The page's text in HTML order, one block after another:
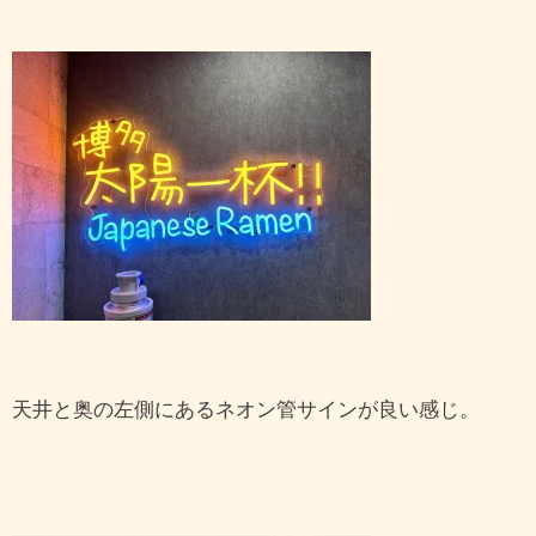
天井と奥の左側にあるネオン管サインが良い感じ。